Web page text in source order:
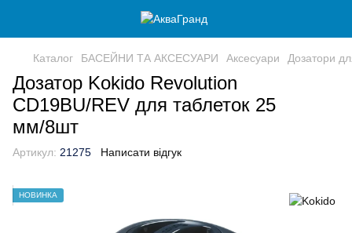
Каталог БАСЕЙНИ ТА АКСЕСУАРИ Аксесуари Дозатори
Дозатор Kokido Revolution
CD19BU/REV для таблеток 25
мм/8шт
Артикул: 21275 Написати відгук
НОВИНКА